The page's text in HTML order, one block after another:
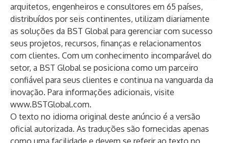
arquitetos, engenheiros e consultores em 65 países,
distribuídos por seis continentes, utilizam diariamente
as soluções da BST Global para gerenciar com sucesso
seus projetos, recursos, finanças e relacionamentos
com clientes. Com um conhecimento incomparável do
setor, a BST Global se posiciona como um parceiro
confiável para seus clientes e continua na vanguarda da
inovação. Para informações adicionais, visite
www.BSTGlobal.com.
O texto no idioma original deste anúncio é a versão
oficial autorizada. As traduções são fornecidas apenas
como uma facilidade e devem se referir ao texto no